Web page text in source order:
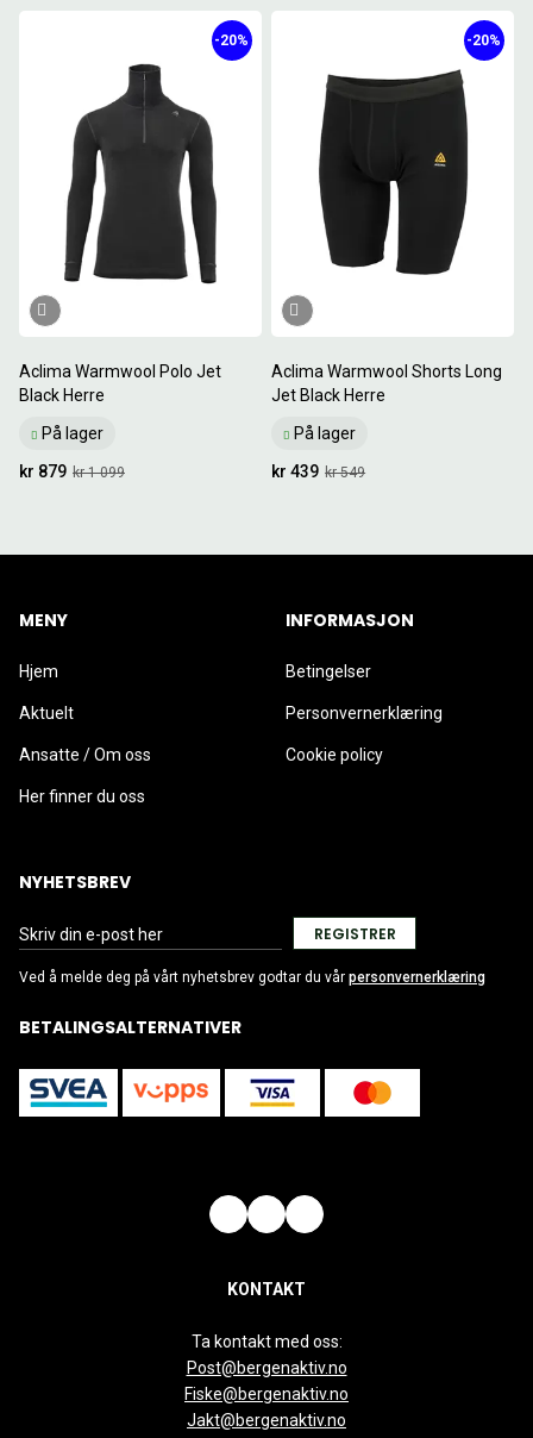
Aclima Warmwool Polo Jet
Black Herre
På lager
-20%
kr 1 099
kr 879
Aclima Warmwool Shorts Long
Jet Black Herre
På lager
-20%
kr 549
kr 439
MENY
Hjem
Aktuelt
Ansatte / Om oss
Her finner du oss
INFORMASJON
Betingelser
Personvernerklæring
Cookie policy
NYHETSBREV
REGISTRER
Ved å melde deg på vårt nyhetsbrev godtar du vår personvernerklæring
BETALINGSALTERNATIVER
KONTAKT
Ta kontakt med oss:
Post@bergenaktiv.no
Fiske@bergenaktiv.no
Jakt@bergenaktiv.no